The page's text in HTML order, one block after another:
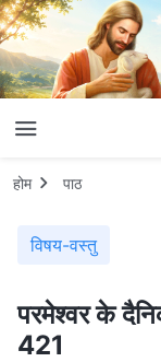
होम पाठ
विषय-वस्तु
परमेश्वर के
421